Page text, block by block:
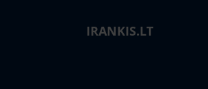
IRANKIS.LT